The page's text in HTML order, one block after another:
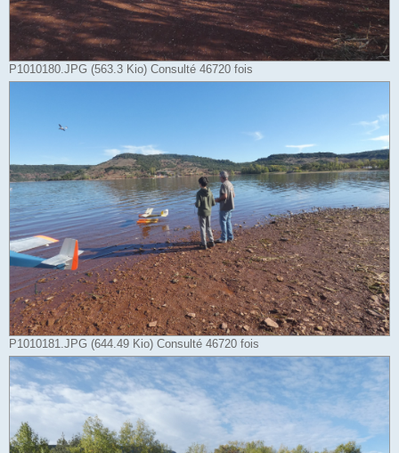
P1010180.JPG (563.3 Kio) Consulté 46720 fois
P1010181.JPG (644.49 Kio) Consulté 46720 fois